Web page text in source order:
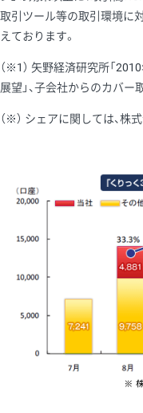
取引ツール等の取引環境に
えております。
（※1） 矢野経済研究所「
展望」、子会社からのカバー
（※） シェアに関しては、